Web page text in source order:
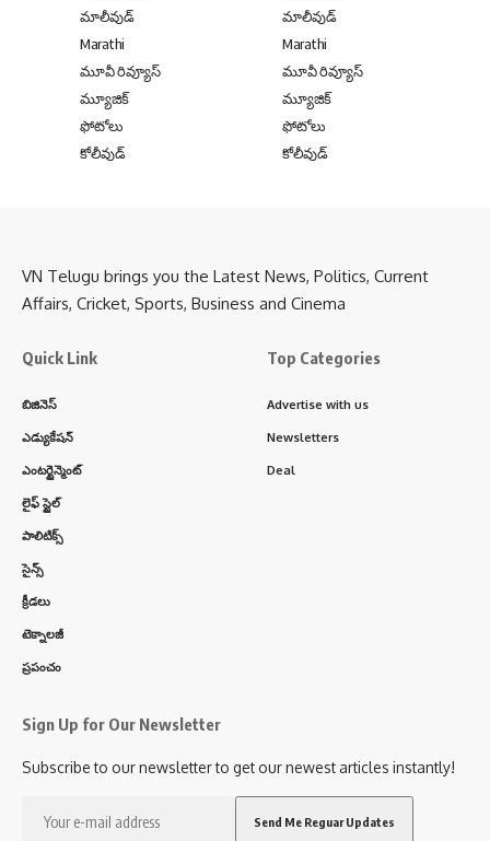
మాలీవుడ్
Marathi
మూవీ రివ్యూస్
మ్యూజిక్
ఫోటోలు
కోలీవుడ్
మాలీవుడ్
Marathi
మూవీ రివ్యూస్
మ్యూజిక్
ఫోటోలు
కోలీవుడ్
VN Telugu brings you the Latest News, Politics, Current
Affairs, Cricket, Sports, Business and Cinema
Quick Link
బిజినెస్
ఎడ్యుకేషన్
ఎంటర్టైన్మెంట్
లైఫ్ స్టైల్
పాలిటిక్స్
సైన్స్
క్రీడలు
టెక్నాలజీ
ప్రపంచం
Top Categories
Advertise with us
Newsletters
Deal
Sign Up for Our Newsletter
Subscribe to our newsletter to get our newest articles instantly!